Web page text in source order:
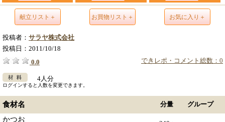
献立リスト＋ お買物リスト＋ お気に入り＋
投稿者： サラヤ株式会社
投稿日： 2011/10/18
できレポ・コメント総数：0
0.0
4人分
ログインすると人数を変更できます。
食材名 分量 グループ
かつお